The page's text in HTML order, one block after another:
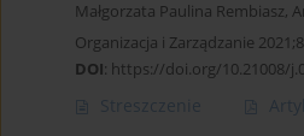
Małgorzata Paulina Rembiasz,
Organizacja i Zarządzanie
DOI: https://doi.org/10.21008/
Streszczenie